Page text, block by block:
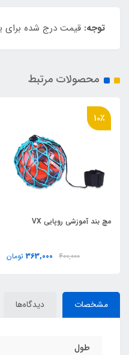
توجه: قیمت درج شده برای
محصولات مرتبط
مچ بند آموزشي روپايي VX
400,000
10٪
363,000 تومان
مشخصات دیدگاه‌ها
طول